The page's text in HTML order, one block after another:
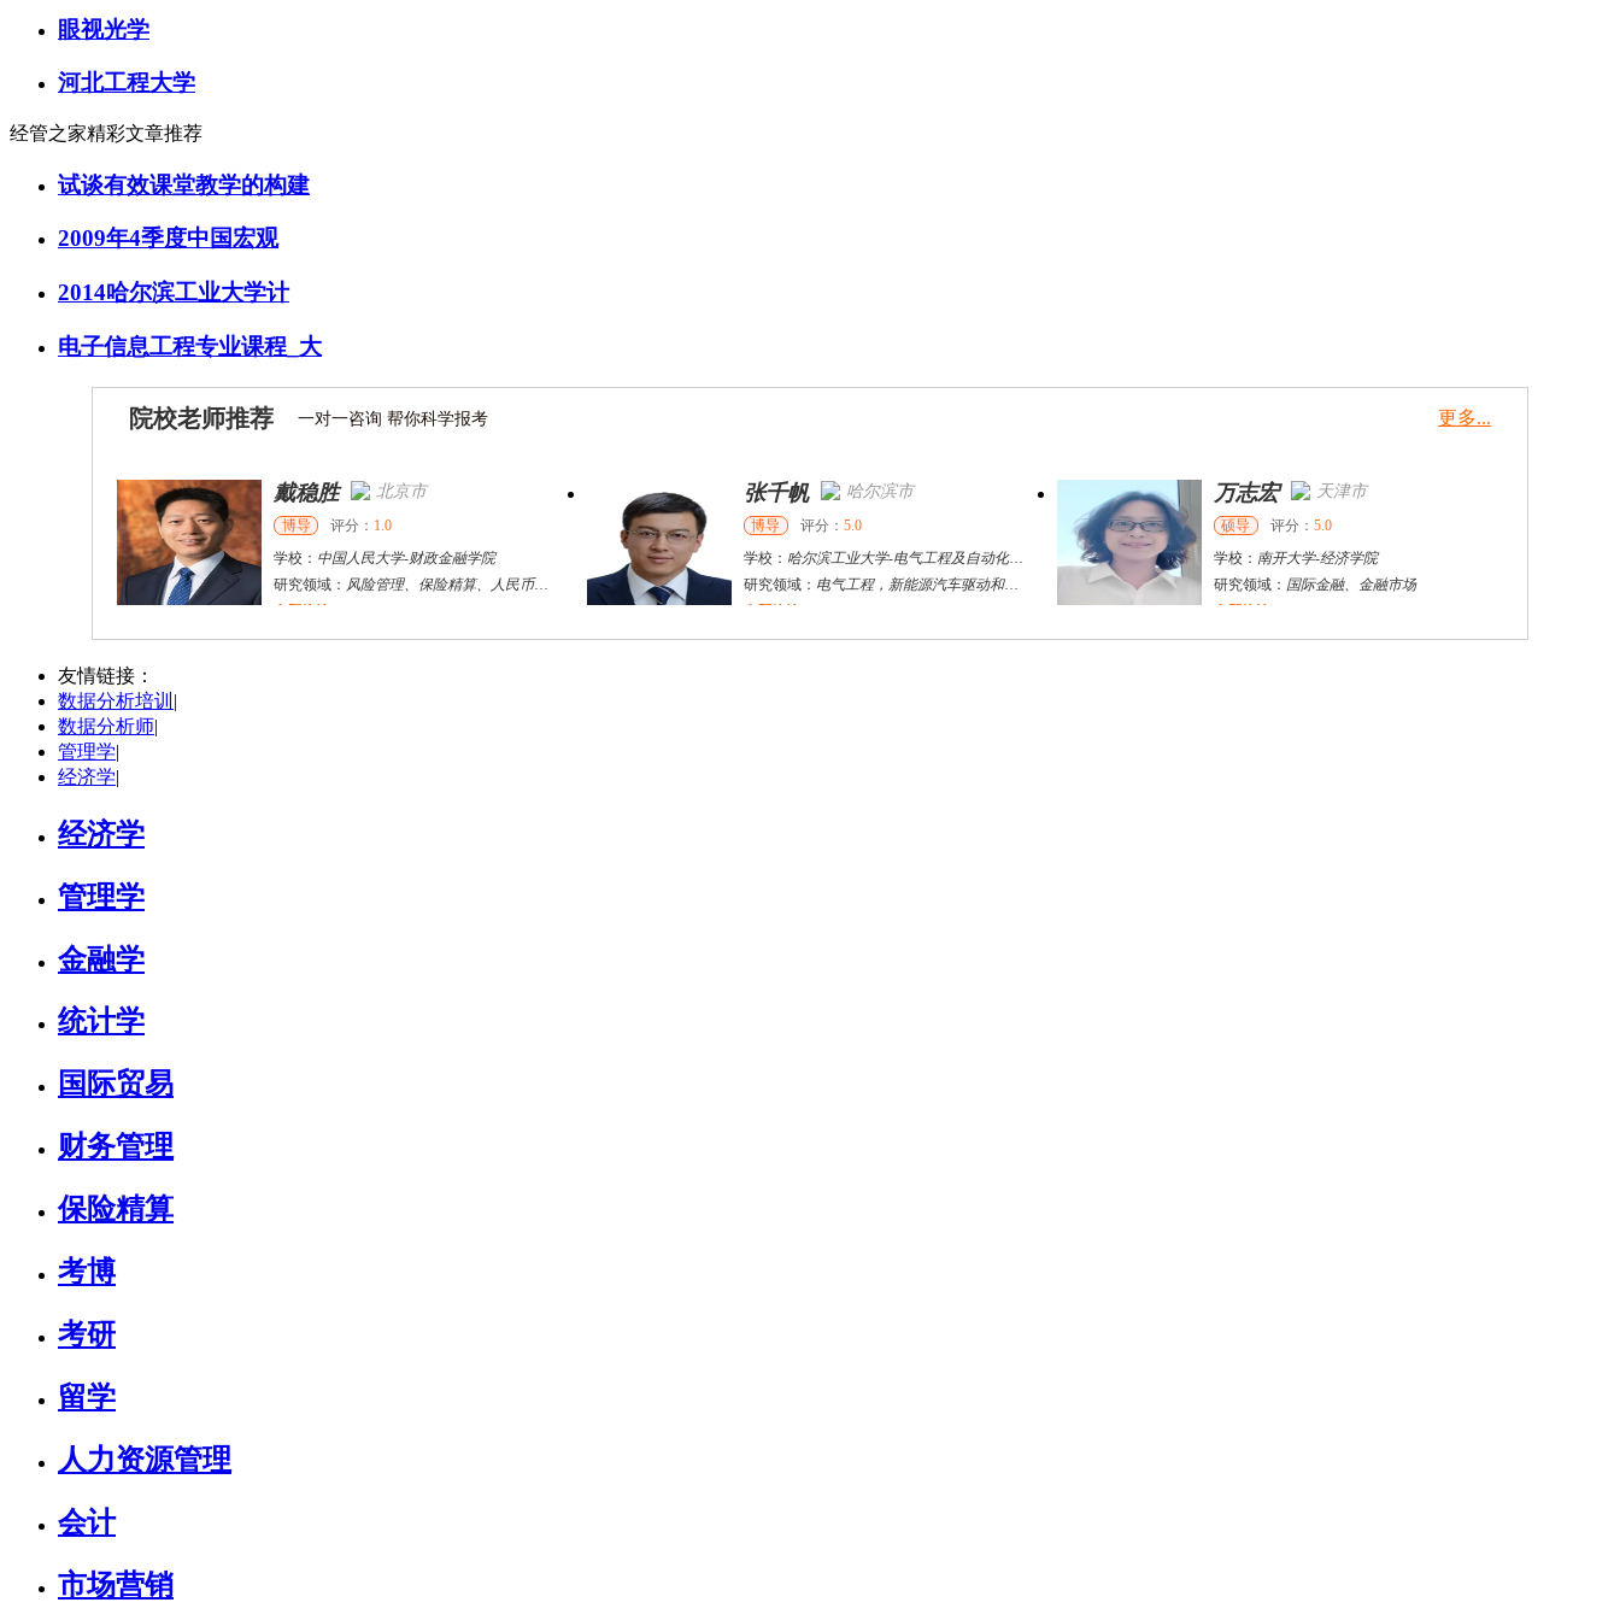
眼视光学
河北工程大学
经管之家精彩文章推荐
试谈有效课堂教学的构建
2009年4季度中国宏观
2014哈尔滨工业大学计
电子信息工程专业课程_大
院校老师推荐 一对一咨询 帮你科学报考 更多...
戴稳胜 北京市
博导 评分： 1.0
学校： 中国人民大学-财政金融学院
研究领域： 风险管理、保险精算、人民币国际化
立即咨询
张千帆 哈尔滨市
博导 评分： 5.0
学校： 哈尔滨工业大学-电气工程及自动化学院
研究领域： 电气工程，新能源汽车驱动和充电
立即咨询
万志宏 天津市
硕导 评分： 5.0
学校： 南开大学-经济学院
研究领域： 国际金融、金融市场
立即咨询
陈传红 武汉市 何斌锋 苏州市 杜** 黄浦区
友情链接：
数据分析培训 |
数据分析师|
管理学|
经济学|
经济学
管理学
金融学
统计学
国际贸易
财务管理
保险精算
考博
考研
留学
人力资源管理
会计
市场营销